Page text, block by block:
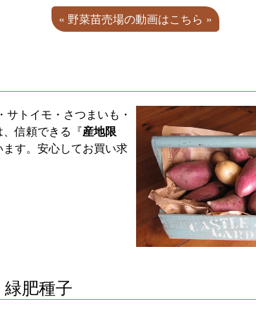
« 野菜苗売場の動画はこちら »
サトイモ・さつまいも・
信頼できる『産地限
す。安心してお買い求
肥種子